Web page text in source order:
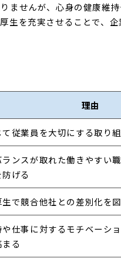
ませんが、心身の健康維
生を充実させることで、
理由
従業員を大切にする取り
ンスが取れた働きやすい
げる
で競合他社との差別化を
仕事に対するモチベーシ
る